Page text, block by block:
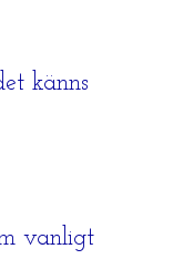
känns
vanligt